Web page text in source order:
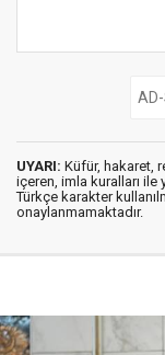
UYARI: Küfür, hakaret,
içeren, imla kuralları ile
Türkçe karakter
onaylanmamaktadır.